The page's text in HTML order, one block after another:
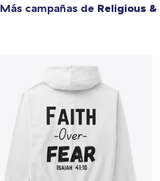
Más campañas de Religious